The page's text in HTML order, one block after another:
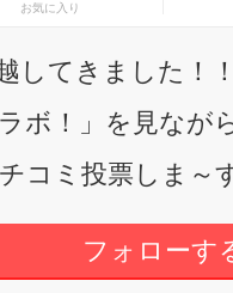
お気に入り
してきました！
ボ！」を見なが
コミ投票しま～
フォローす